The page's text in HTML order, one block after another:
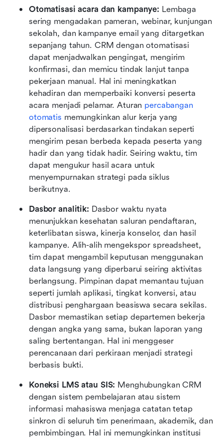
Otomatisasi acara dan kampanye: Lembaga
sering mengadakan pameran, webinar, kunjungan
sekolah, dan kampanye email yang ditargetkan
sepanjang tahun. CRM dengan otomatisasi
dapat menjadwalkan pengingat, mengirim
konfirmasi, dan memicu tindak lanjut tanpa
pekerjaan manual. Hal ini meningkatkan
kehadiran dan memperbaiki konversi peserta
acara menjadi pelamar. Aturan percabangan
otomatis memungkinkan alur kerja yang
dipersonalisasi berdasarkan tindakan seperti
mengirim pesan berbeda kepada peserta yang
hadir dan yang tidak hadir. Seiring waktu, tim
dapat mengukur hasil acara untuk
menyempurnakan strategi pada siklus
berikutnya.
Dasbor analitik: Dasbor waktu nyata
menunjukkan kesehatan saluran pendaftaran,
keterlibatan siswa, kinerja konselor, dan hasil
kampanye. Alih-alih mengekspor spreadsheet,
tim dapat mengambil keputusan menggunakan
data langsung yang diperbarui seiring aktivitas
berlangsung. Pimpinan dapat memantau tujuan
seperti jumlah aplikasi, tingkat konversi, atau
distribusi penghargaan beasiswa secara sekilas.
Dasbor memastikan setiap departemen bekerja
dengan angka yang sama, bukan laporan yang
saling bertentangan. Hal ini menggeser
perencanaan dari perkiraan menjadi strategi
berbasis bukti.
Koneksi LMS atau SIS: Menghubungkan CRM
dengan sistem pembelajaran atau sistem
informasi mahasiswa menjaga catatan tetap
sinkron di seluruh tim penerimaan, akademik, dan
pembimbingan. Hal ini memungkinkan institusi